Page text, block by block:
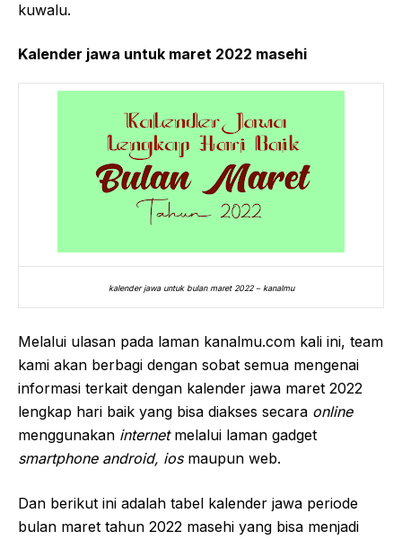
kuwalu.
Kalender jawa untuk maret 2022 masehi
kalender jawa untuk bulan maret 2022 – kanalmu
Melalui ulasan pada laman kanalmu.com kali ini, team
kami akan berbagi dengan sobat semua mengenai
informasi terkait dengan kalender jawa maret 2022
lengkap hari baik yang bisa diakses secara online
menggunakan internetmelalui laman gadget
smartphone android, iosmaupun web.
Dan berikut ini adalah tabel kalender jawa periode
bulan maret tahun 2022 masehi yang bisa menjadi